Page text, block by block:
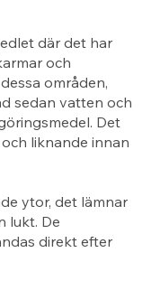
där det har
och
områden,
sedan vatten och
Det
liknande innan
ytor, det lämnar
lukt. De
direkt efter